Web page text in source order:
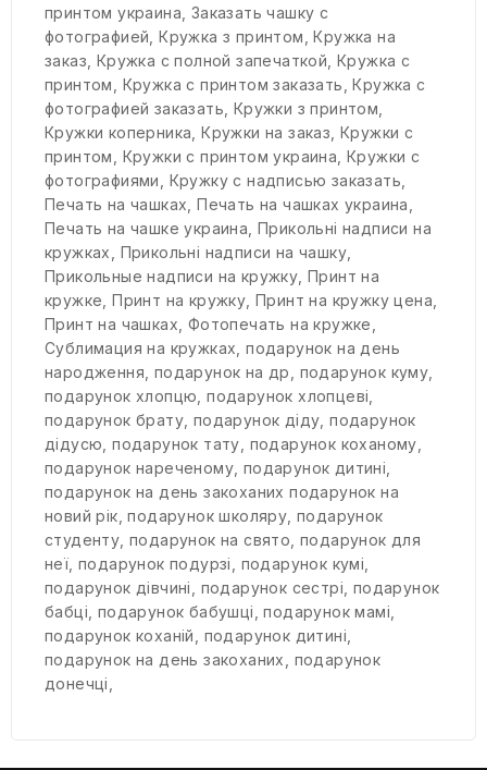
принтом украина, Заказать чашку с
фотографией,Кружка з принтом,Кружка на
заказ, Кружка с полной запечаткой,Кружка с
принтом, Кружка с принтом заказать,Кружка с
фотографией заказать, Кружки з принтом,
Кружки коперника,Кружки на заказ,Кружки с
принтом, Кружки с принтом украина,Кружки с
фотографиями, Кружку с надписью заказать,
Печать на чашках,Печать на чашках украина,
Печать на чашке украина,Прикольні надписи на
кружках, Прикольні надписи на чашку,
Прикольные надписи на кружку,Принт на
кружке,Принт на кружку,Принт на кружку цена,
Принт на чашках, Фотопечать на кружке,
Сублимация на кружках,подарунок на день
народження, подарунок на др, подарунок куму,
подарунок хлопцю,подарунок хлопцеві,
подарунок брату, подарунок діду,подарунок
дідусю,подарунок тату, подарунок коханому,
подарунок нареченому, подарунок дитині,
подарунок на день закоханих подарунок на
новий рік,подарунок школяру,подарунок
студенту,подарунок на свято,подарунок для
неї,подарунок подурзі, подарунок кумі,
подарунок дівчині, подарунок сестрі, подарунок
бабці, подарунок бабушці,подарунок мамі,
подарунок коханій, подарунок дитині,
подарунок на день закоханих, подарунок
донечці,